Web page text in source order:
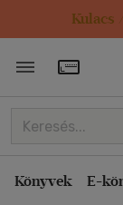
Kulacs
Könyvek E-
Rendezés
Kiadás
Ár szerint